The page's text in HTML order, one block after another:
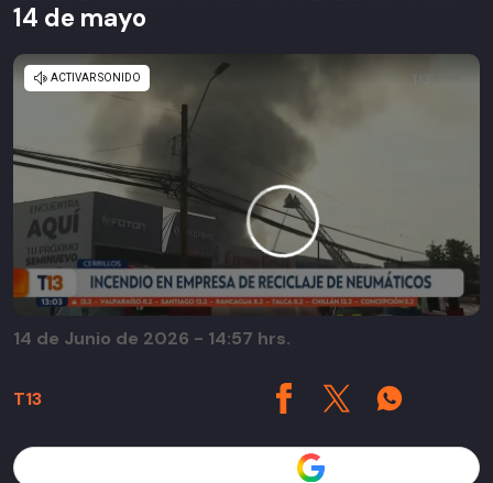
14 de mayo
T13
14 de Junio de 2026 - 14:57 hrs.